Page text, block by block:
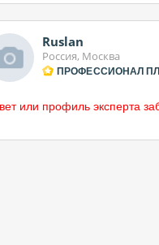
Ruslan
Россия, Москва
ПРОФЕССИОНАЛ
или профиль эксперта